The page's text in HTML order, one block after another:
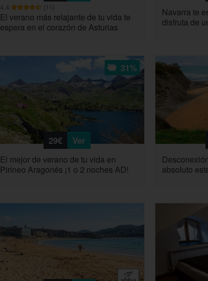
4.4 (11)
El verano más relajante de tu vida te
espera en el corazón de Asturias
Navarra te
disfruta de
31%
29€ Ver
El mejor de verano de tu vida en
Pirineo Aragonés ¡1 o 2 noches AD!
absoluto